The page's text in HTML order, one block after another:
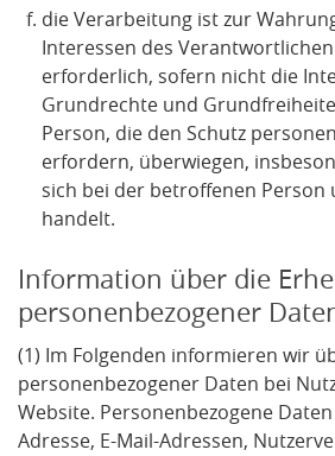
die Verarbeitung ist zur
Interessen des
erforderlich, sofern nicht die
Grundrechte und
Person, die den Schutz
erfordern, überwiegen,
sich bei der betroffenen Person
handelt.
Information über die
personenbezogener
(1) Im Folgenden informieren wir
personenbezogener Daten bei
Website. Personenbezogene Daten
Adresse, E-Mail-Adressen,